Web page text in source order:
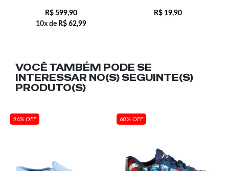
R$ 599,90
10x de R$ 62,99
R$ 19,90
VOCÊ TAMBÉM PODE SE
INTERESSAR NO(S) SEGUINTE(S)
PRODUTO(S)
56% OFF 60% OFF